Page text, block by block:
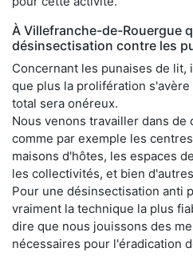
À Villefranche-de-Rouergue
désinsectisation contre les
Concernant les punaises de
que plus la prolifération
total sera onéreux.
Nous venons travailler dans
comme par exemple les
maisons d'hôtes, les espaces
les collectivités, et bien
Pour une désinsectisation anti
vraiment la technique la plus
dire que nous jouissons des
nécessaires pour l'éradication